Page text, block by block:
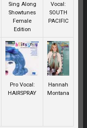
Sing Along
Showtunes
Female
Edition
Vocal:
SOUTH
PACIFIC
Pro Vocal:
HAIRSPRAY
Hannah
Montana